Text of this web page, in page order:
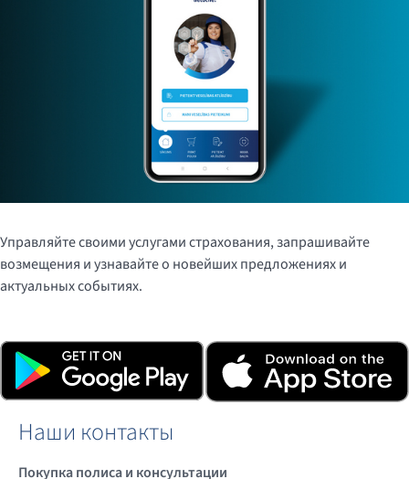
Управляйте своими услугами страхования, запрашивайте
возмещения и узнавайте о новейших предложениях и
актуальных событиях.
Наши контакты
Покупка полиса и консультации